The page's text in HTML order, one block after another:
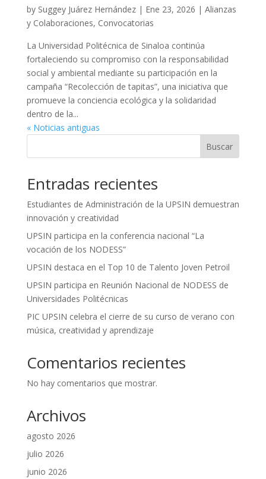
by Suggey Juárez Hernández| Ene 23, 2026 | Alianzas
y Colaboraciones, Convocatorias
La Universidad Politécnica de Sinaloa continúa
fortaleciendo su compromiso con la responsabilidad
social y ambiental mediante su participación en la
campaña “Recolección de tapitas”, una iniciativa que
promueve la conciencia ecológica y la solidaridad
dentro de la...
« Noticias antiguas
Buscar
Entradas recientes
Estudiantes de Administración de la UPSIN demuestran
innovación y creatividad
UPSIN participa en la conferencia nacional “La
vocación de los NODESS”
UPSIN destaca en el Top 10 de Talento Joven Petroil
UPSIN participa en Reunión Nacional de NODESS de
Universidades Politécnicas
PIC UPSIN celebra el cierre de su curso de verano con
música, creatividad y aprendizaje
Comentarios recientes
No hay comentarios que mostrar.
Archivos
agosto 2026
julio 2026
junio 2026